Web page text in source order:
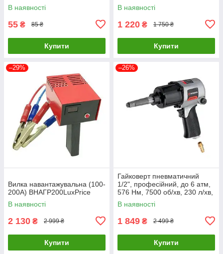
В наявності
55 ₴ 85 ₴
Купити
В наявності
1 220 ₴ 1 750 ₴
Купити
–29%
Вилка навантажувальна (100-
200А) ВНАГР200LuxPrice
В наявності
2 130 ₴ 2 999 ₴
Купити
–26%
Гайковерт пневматичний
1/2", професійний, до 6 атм,
576 Нм, 7500 об/хв, 230 л/хв,
STORM INTERTOOL PT-1103
В наявності
1 849 ₴ 2 499 ₴
Купити